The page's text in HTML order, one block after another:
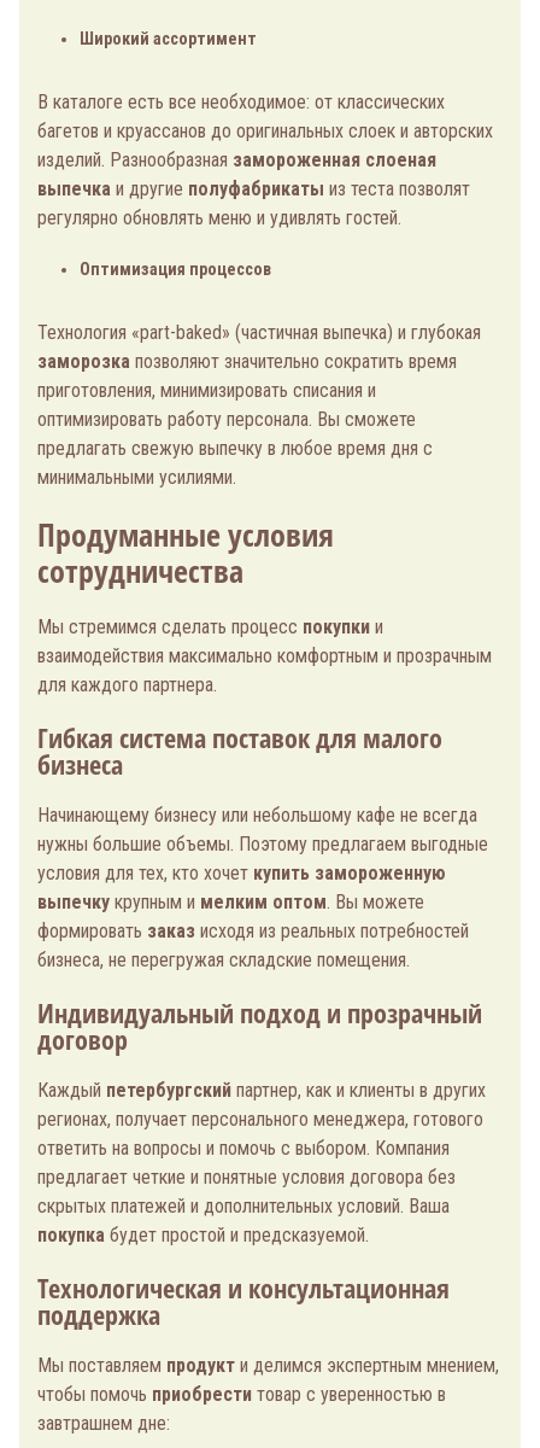
Широкий ассортимент
В каталоге есть все необходимое: от классических
багетов и круассанов до оригинальных слоек и авторских
изделий. Разнообразная замороженная слоеная
выпечка и другие полуфабрикаты из теста позволят
регулярно обновлять меню и удивлять гостей.
Оптимизация процессов
Технология «part-baked» (частичная выпечка) и глубокая
заморозка позволяют значительно сократить время
приготовления, минимизировать списания и
оптимизировать работу персонала. Вы сможете
предлагать свежую выпечку в любое время дня с
минимальными усилиями.
Продуманные условия
сотрудничества
Мы стремимся сделать процесс покупки и
взаимодействия максимально комфортным и прозрачным
для каждого партнера.
Гибкая система поставок для малого
бизнеса
Начинающему бизнесу или небольшому кафе не всегда
нужны большие объемы. Поэтому предлагаем выгодные
условия для тех, кто хочет купить замороженную
выпечку крупным и мелким оптом. Вы можете
формировать заказ исходя из реальных потребностей
бизнеса, не перегружая складские помещения.
Индивидуальный подход и прозрачный
договор
Каждый петербургский партнер, как и клиенты в других
регионах, получает персонального менеджера, готового
ответить на вопросы и помочь с выбором. Компания
предлагает четкие и понятные условия договора без
скрытых платежей и дополнительных условий. Ваша
покупка будет простой и предсказуемой.
Технологическая и консультационная
поддержка
Мы поставляем продукт и делимся экспертным мнением,
чтобы помочь приобрести товар с уверенностью в
завтрашнем дне: